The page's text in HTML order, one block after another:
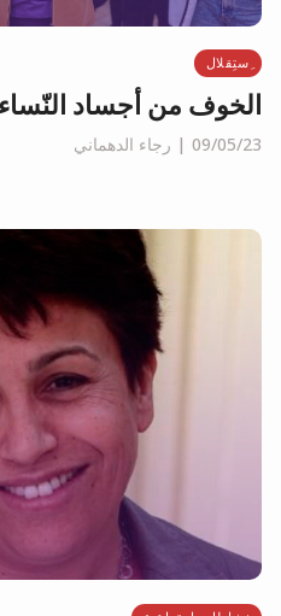
ِستِقلال
الخوف من أجساد
09/05/23 رجاء الدهماني